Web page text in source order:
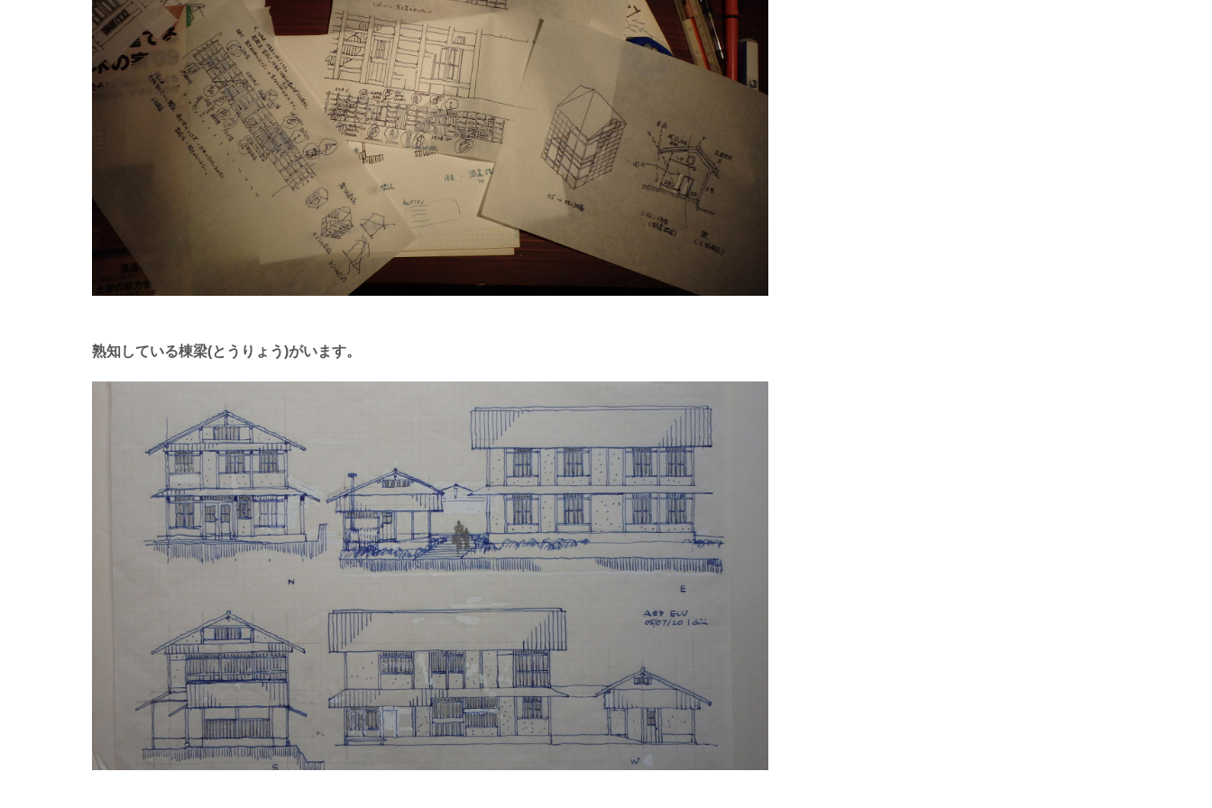
熟知している棟梁(とうりょう)がいます。